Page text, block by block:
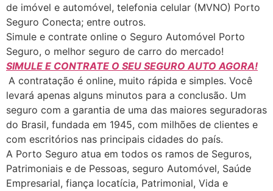
de imóvel e automóvel, telefonia celular (MVNO) Porto
Seguro Conecta; entre outros.
Simule e contrate online o Seguro Automóvel Porto
Seguro, o melhor seguro de carro do mercado!
SIMULE E CONTRATE O SEU SEGURO AUTO AGORA!
A contratação é online, muito rápida e simples. Você
levará apenas alguns minutos para a conclusão. Um
seguro com a garantia de uma das maiores seguradoras
do Brasil, fundada em 1945, com milhões de clientes e
com escritórios nas principais cidades do país.
A Porto Seguro atua em todos os ramos de Seguros,
Patrimoniais e de Pessoas, seguro Automóvel, Saúde
Empresarial, fiança locatícia, Patrimonial, Vida e